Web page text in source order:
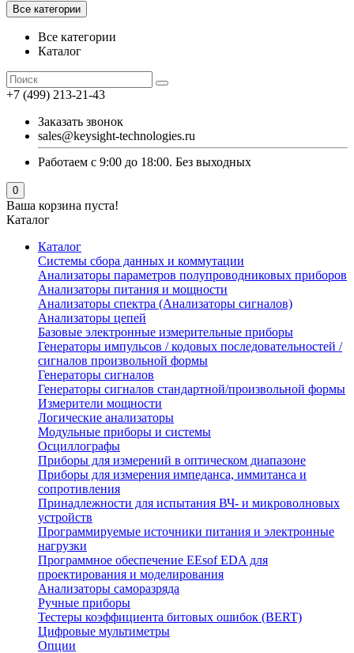
Все категории
Все категории
Каталог
+7 (499) 213-21-43
Заказать звонок
sales@keysight-technologies.ru
Работаем с 9:00 до 18:00. Без выходных
0
Ваша корзина пуста!
Каталог
Каталог
Cистемы сбора данных и коммутации
Анализаторы параметров полупроводниковых приборов
Анализаторы питания и мощности
Анализаторы спектра (Анализаторы сигналов)
Анализаторы цепей
Базовые электронные измерительные приборы
Генераторы импульсов / кодовых последовательностей /
сигналов произвольной формы
Генераторы сигналов
Генераторы сигналов стандартной/произвольной формы
Измерители мощности
Логические анализаторы
Модульные приборы и системы
Осциллографы
Приборы для измерений в оптическом диапазоне
Приборы для измерения импеданса, иммитанса и
сопротивления
Принадлежности для испытания ВЧ- и микроволновых
устройств
Программируемые источники питания и электронные
нагрузки
Программное обеспечение EEsof EDA для
проектирования и моделирования
Анализаторы саморазряда
Ручные приборы
Тестеры коэффициента битовых ошибок (BERT)
Цифровые мультиметры
Опции